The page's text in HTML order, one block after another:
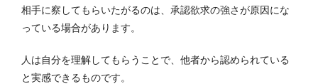
相手に察してもらいたがるのは、承認欲求の強さが原因にな
っている場合があります。
人は自分を理解してもらうことで、他者から認められている
と実感できるものです。